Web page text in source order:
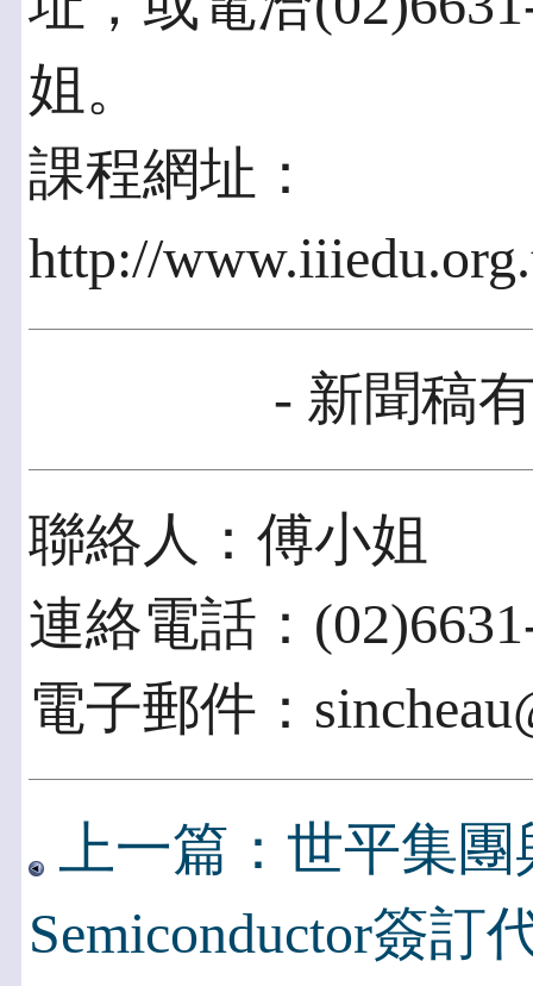
姐。
課程網址：
http://
- 新聞稿
聯絡人：傅小姐
連絡電話：
電子郵件：
上一篇：世平集團
Semiconductor簽訂